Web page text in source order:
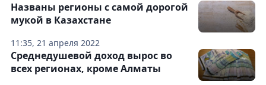
11:35, 21 апреля 2022
Названы регионы с самой дорогой
мукой в Казахстане
Среднедушевой доход вырос во
всех регионах, кроме Алматы